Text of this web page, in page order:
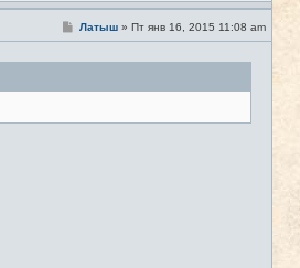
#39
С
о
б
е
Латыш » Пт янв 16, 2015 11:08 am